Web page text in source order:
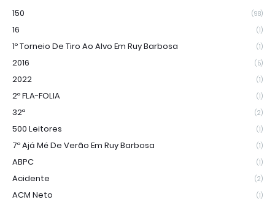
150 (98)
16 (1)
1º Torneio De Tiro Ao Alvo Em Ruy Barbosa (1)
2016 (5)
2022 (1)
2º FLA-FOLIA (1)
32ª (2)
500 Leitores (1)
7º Ajá Mé De Verão Em Ruy Barbosa (1)
ABPC (1)
Acidente (2)
ACM Neto (1)